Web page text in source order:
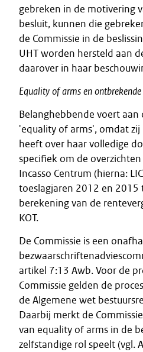
gebreken in de motivering
besluit, kunnen die
de Commissie in de
UHT worden hersteld aan
daarover in haar
Equalityofarmsenontbrekende
Belanghebbende voert aan
'equality of arms', omdat
heeft over haar volledige
specifiek om de
Incasso Centrum (hierna:
toeslagjaren 2012 en
berekening van de
KOT.
De Commissie is een
artikel 7:13 Awb. Voor de
Commissie gelden de
de Algemene wet
Daarbij merkt de
van equality of arms in de
zelfstandige rol speelt (vgl.